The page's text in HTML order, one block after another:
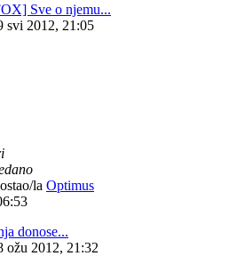
Sve o njemu...
svi 2012, 21:05
la Optimus
donose...
ožu 2012, 21:32